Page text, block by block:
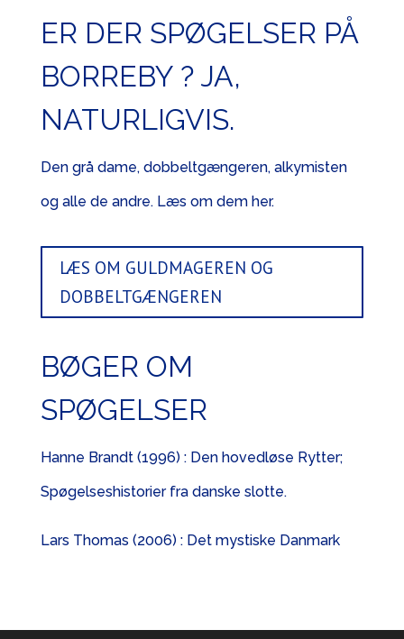
ER DER SPØGELSER PÅ
BORREBY ? JA,
NATURLIGVIS.
Den grå dame, dobbeltgængeren, alkymisten
og alle de andre. Læs om dem her.
LÆS OM GULDMAGEREN OG
DOBBELTGÆNGEREN
BØGER OM
SPØGELSER
Hanne Brandt (1996) : Den hovedløse Rytter;
Spøgelseshistorier fra danske slotte.
Lars Thomas (2006) : Det mystiske Danmark